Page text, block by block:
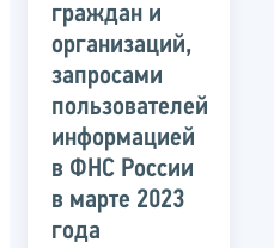
граждан и
организаций,
запросами
пользователей
информацией
в ФНС России
в марте 2023
года